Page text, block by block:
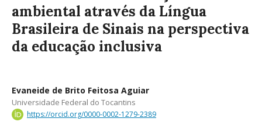
ambiental através da Língua
Brasileira de Sinais na perspectiva
da educação inclusiva
Evaneide de Brito Feitosa Aguiar
Universidade Federal do Tocantins
https://orcid.org/0000-0002-1279-2389